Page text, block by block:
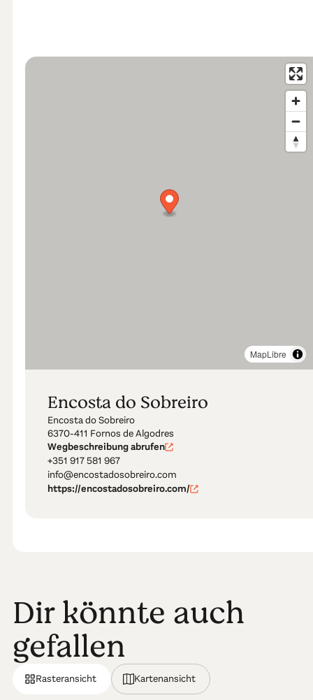
Encosta do Sobreiro
Encosta do Sobreiro
6370-411 Fornos de Algodres
Wegbeschreibung abrufen
+351 917 581 967
info@encostadosobreiro.com
https://encostadosobreiro.com/
MapLibre
Dir könnte auch
gefallen
Rasteransicht Kartenansicht